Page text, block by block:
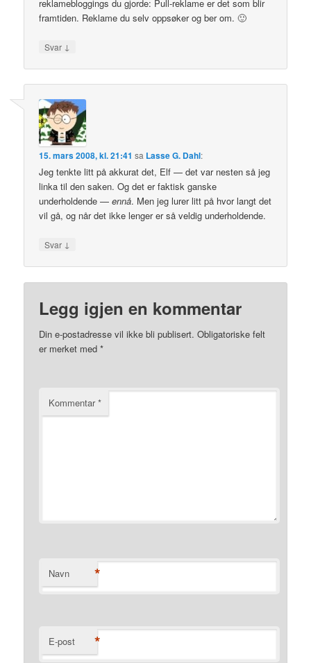
reklamebloggings du gjorde: Pull-reklame er det som blir
framtiden. Reklame du selv oppsøker og ber om. 🙂
Svar ↓
15. mars 2008, kl. 21:41 sa Lasse G. Dahl:
Jeg tenkte litt på akkurat det, Elf — det var nesten så jeg
linka til den saken. Og det er faktisk ganske
underholdende —ennå. Men jeg lurer litt på hvor langt det
vil gå, og når det ikke lenger er så veldig underholdende.
Svar ↓
Legg igjen en kommentar
Din e-postadresse vil ikke bli publisert. Obligatoriske felt
er merket med*
Kommentar*
Navn *
E-post *